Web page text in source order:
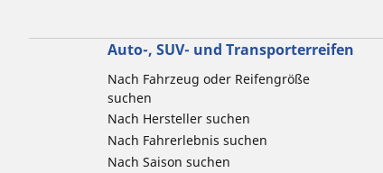
Auto-, SUV- und Transporterreifen
Nach Fahrzeug oder Reifengröße
suchen
Nach Hersteller suchen
Nach Fahrerlebnis suchen
Nach Saison suchen